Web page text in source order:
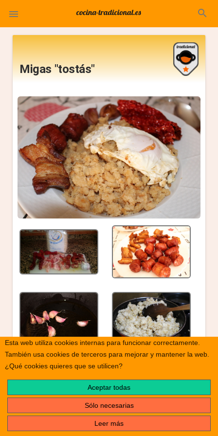
 search
Migas "tostás"
print
Esta web utiliza cookies internas para funcionar correctamente.
También usa cookies de terceros para mejorar y mantener la web.
¿Qué cookies quieres que se utilicen?
Aceptar todas
Sólo necesarias
Leer más